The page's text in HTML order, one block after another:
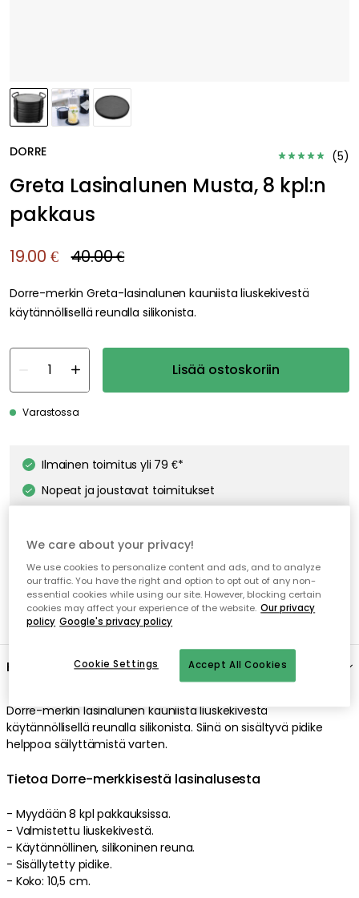
DORRE (5)
Greta Lasinalunen Musta, 8 kpl:n
pakkaus
19.00 € 40.00 €
Dorre-merkin Greta-lasinalunen kauniista liuskekivestä
käytännöllisellä reunalla silikonista.
Lisää ostoskoriin
Varastossa
Ilmainen toimitus yli 79 €*
Nopeat ja joustavat toimitukset
Kuvaus
Dorre-merkin lasinalunen kauniista liuskekivestä
käytännöllisellä reunalla silikonista. Siinä on sisältyvä pidike
helppoa säilyttämistä varten.
Tietoa Dorre-merkkisestä lasinalusesta
- Myydään 8 kpl pakkauksissa.
- Valmistettu liuskekivestä.
- Käytännöllinen, silikoninen reuna.
- Sisällytetty pidike.
- Koko: 10,5 cm.
We care about your privacy!
We use cookies to personalize content and ads, and to analyze
our traffic. You have the right and option to opt out of any non-
essential cookies while using our site. However, blocking certain
cookies may affect your experience of the website. Our privacy
policy Google's privacy policy
Accept All Cookies
Cookie Settings